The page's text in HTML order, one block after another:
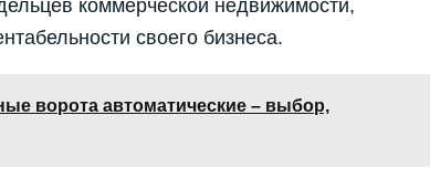
коммерческой недвижимости,
своего бизнеса.
ворота автоматические – выбор,